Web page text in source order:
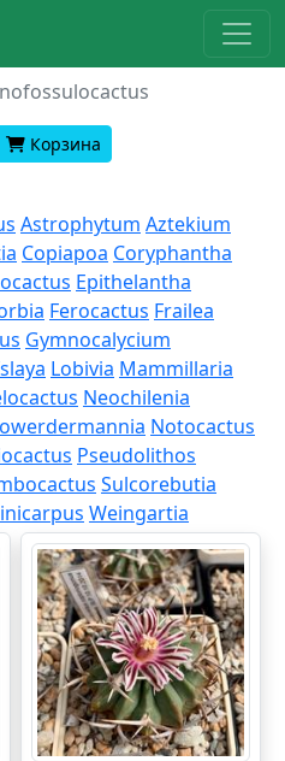
Корзина
Astrophytum Aztekium
Copiapoa Coryphantha
Epithelantha
Ferocactus Frailea
Gymnocalycium
Lobivia Mammillaria
Neochilenia
Notocactus
Pseudolithos
Sulcorebutia
Weingartia